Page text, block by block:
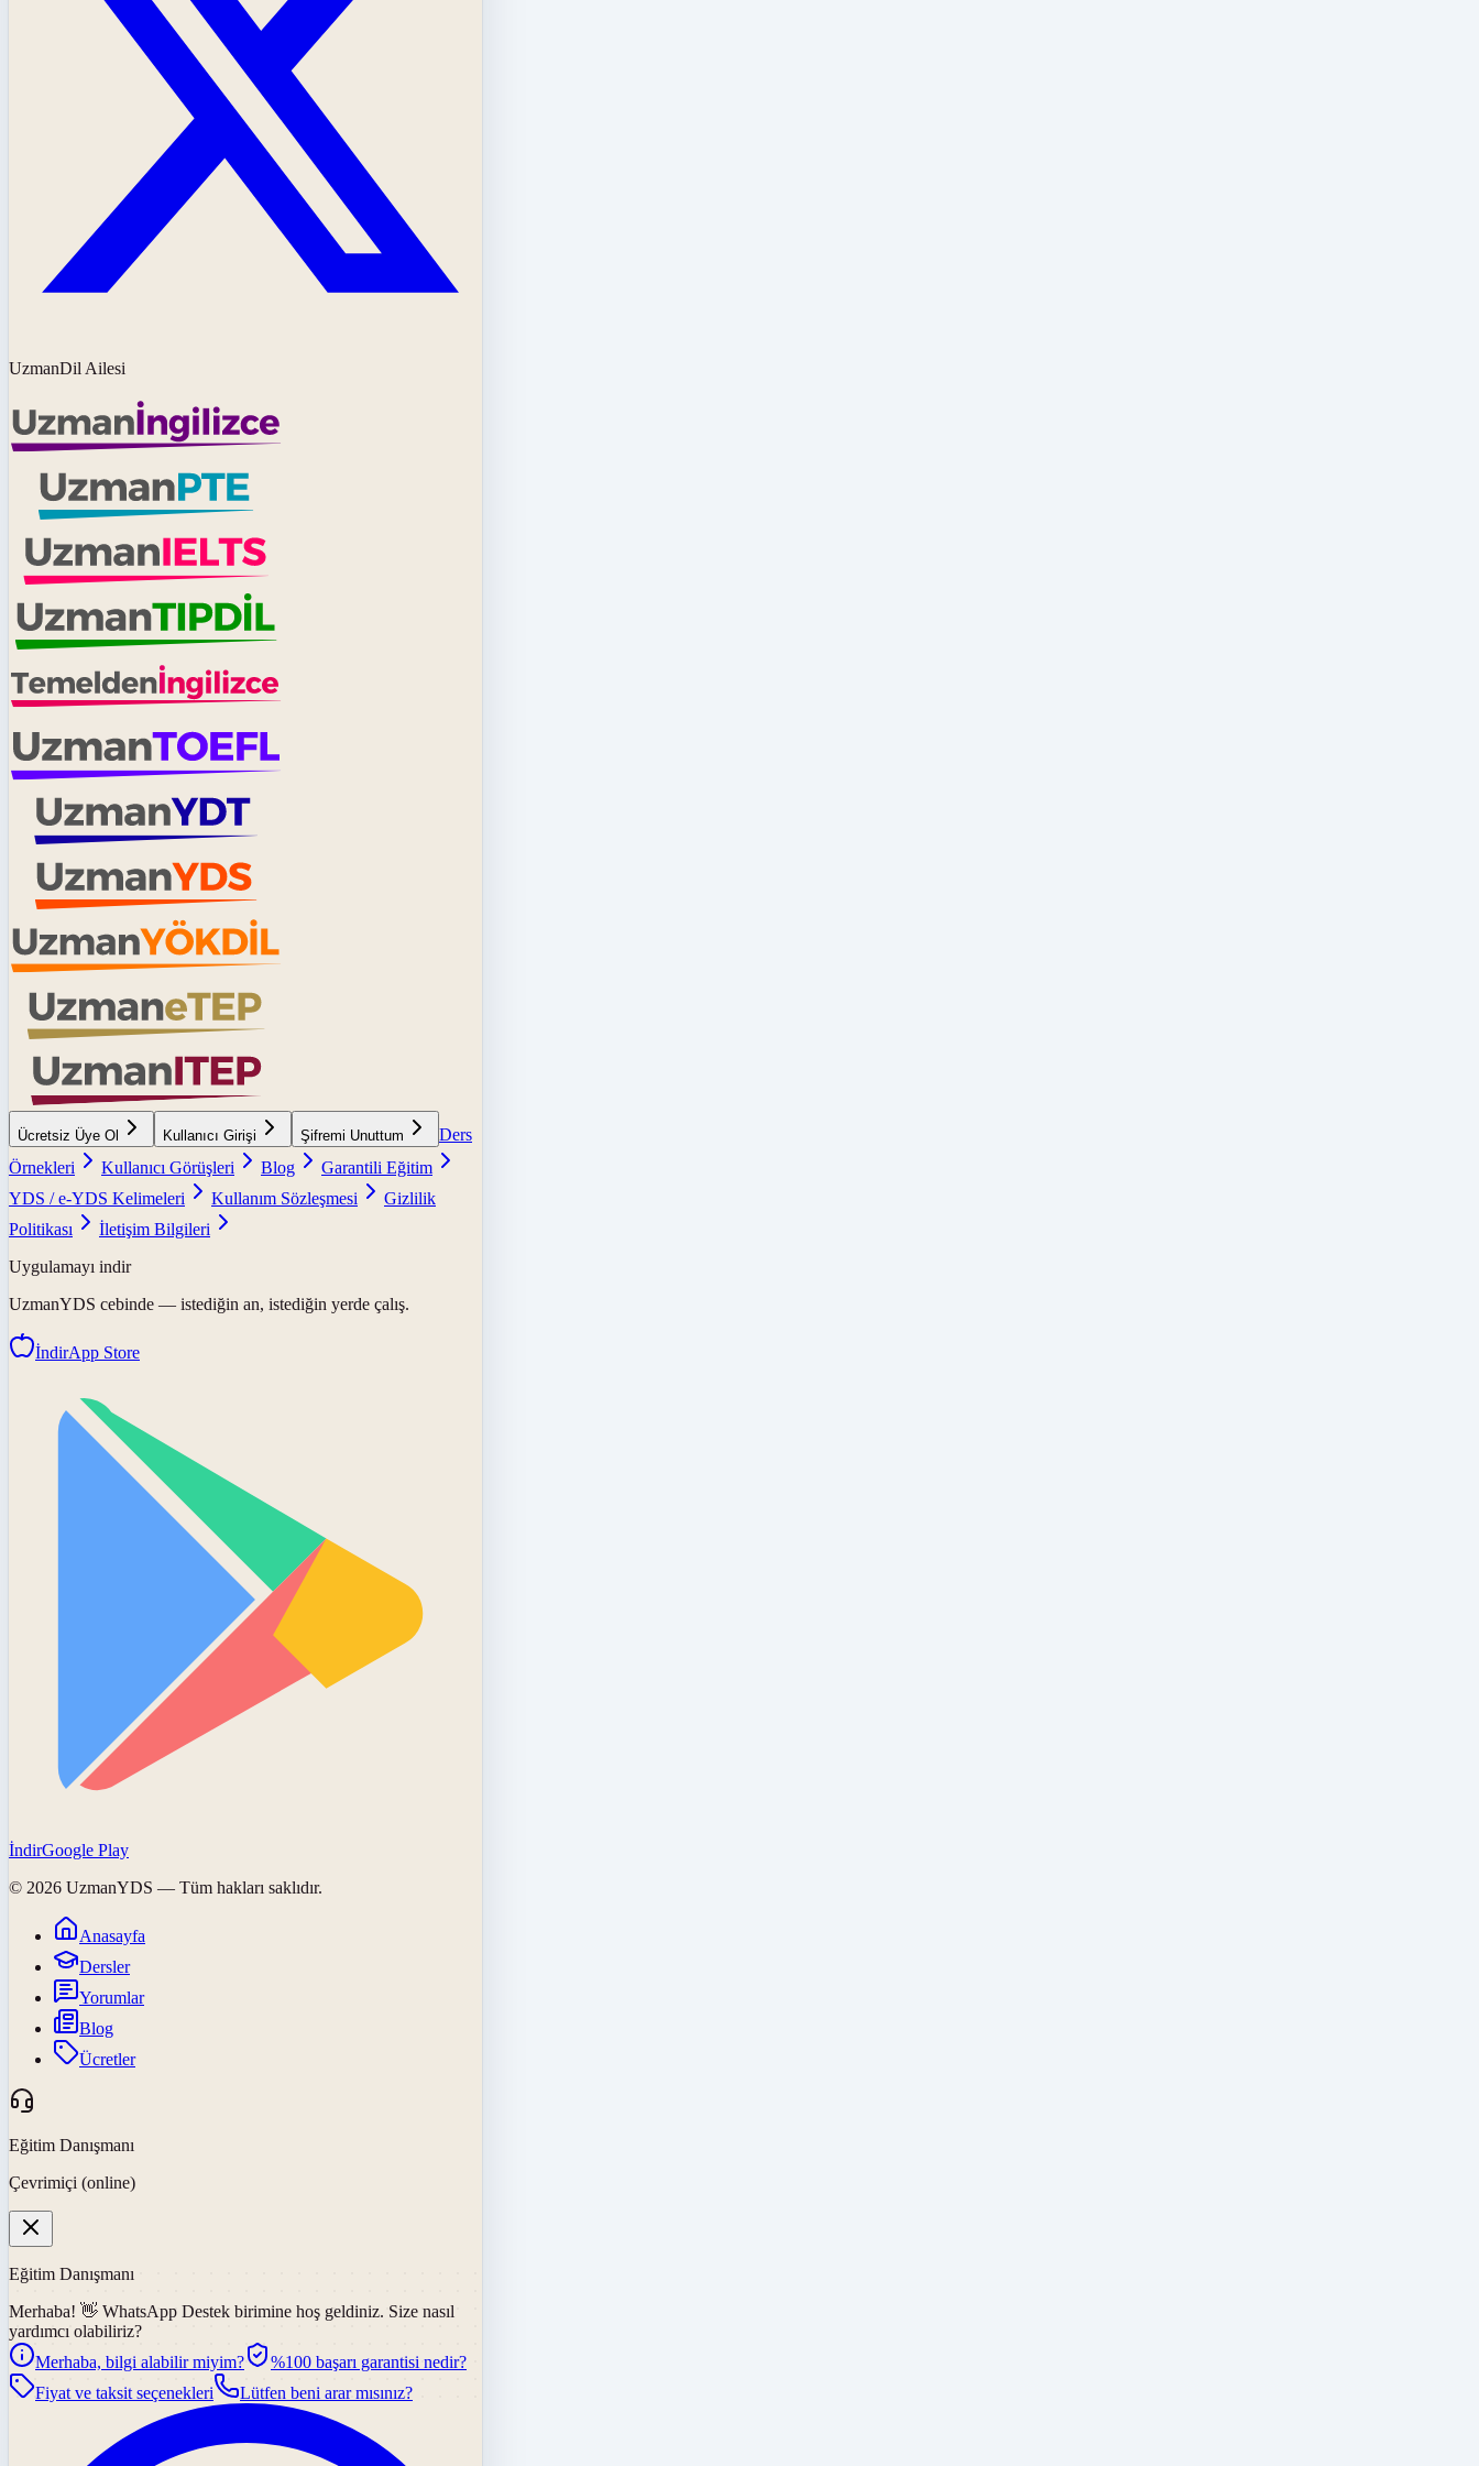
UzmanDil Ailesi
Ücretsiz Üye Ol Kullanıcı Girişi Şifremi Unuttum
Ders
Örnekleri
Kullanıcı Görüşleri Blog
Garantili Eğitim
YDS / e-YDS Kelimeleri
Kullanım Sözleşmesi
Gizlilik
Politikası
İletişim Bilgileri
Uygulamayı indir
UzmanYDS cebinde — istediğin an, istediğin yerde çalış.
İndirApp Store
İndirGoogle Play
© 2026 UzmanYDS — Tüm hakları saklıdır.
Anasayfa
Dersler
Yorumlar
Blog
Ücretler
Eğitim Danışmanı
Çevrimiçi (online)
Eğitim Danışmanı
Merhaba! 👋 WhatsApp Destek birimine hoş geldiniz. Size nasıl
yardımcı olabiliriz?
Merhaba, bilgi alabilir miyim?
%100 başarı garantisi nedir?
Fiyat ve taksit seçenekleri
Lütfen beni arar mısınız?